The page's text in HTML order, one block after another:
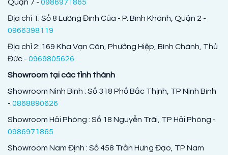
Quận 7 - 0986971865
Địa chỉ 1: Số 8 Lương Đình Của - P. Bình Khánh, Quận 2 -
0966398119
Địa chỉ 2: 169 Kha Vạn Cân, Phường Hiệp, Bình Chánh, Thủ
Đức - 0969805626
Showroom tại các tỉnh thành
Showroom Ninh Bình : Số 318 Phố Bắc Thịnh, TP Ninh Bình
- 0868890626
Showroom Hải Phòng : Số 18 Nguyễn Trãi, TP Hải Phòng -
0986971865
Showroom Nam Định : Số 458 Trần Hưng Đạo, TP Nam